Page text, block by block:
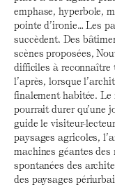
emphase, hyperbole,
pointe d’ironie… Les
succèdent. Des
scènes proposées,
difficiles à reconnaître
l’après, lorsque
finalement habitée. Le
pourrait durer qu’une
guide le visiteur-
paysages agricoles,
machines géantes
spontanées des
des paysages